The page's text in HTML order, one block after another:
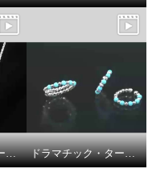
ドラマチック・ターコイズ シルバー アリゾナ産ターコイズ＆ ＣＺ ブルーキャット ペンダント ドラマチック・ターコイズ シルバー アリゾナ産ターコイズ ミラーボール フレキシブルリング／フレキシブルイヤーカフ ＜ペア＞